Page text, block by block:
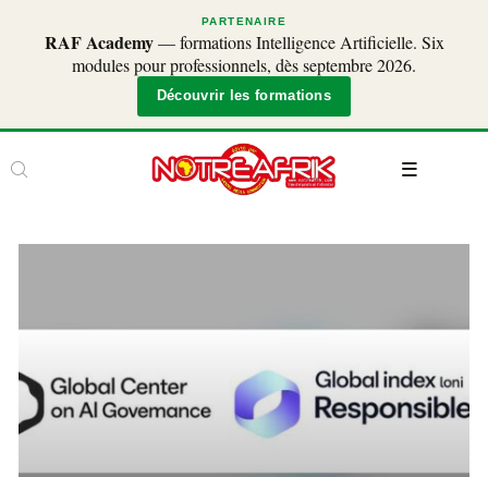
PARTENAIRE
RAF Academy— formations Intelligence Artificielle. Six
modules pour professionnels, dès septembre 2026.
Découvrir les formations